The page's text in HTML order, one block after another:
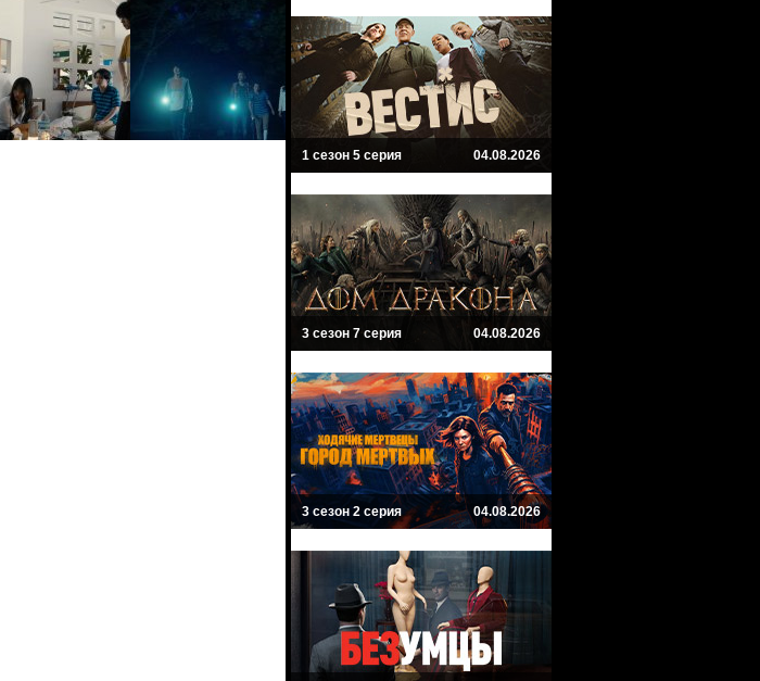
1 сезон 5 серия 04.08.2026
3 сезон 7 серия 04.08.2026
3 сезон 2 серия 04.08.2026